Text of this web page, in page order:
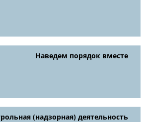
Наведем порядок вместе
(надзорная) деятельность